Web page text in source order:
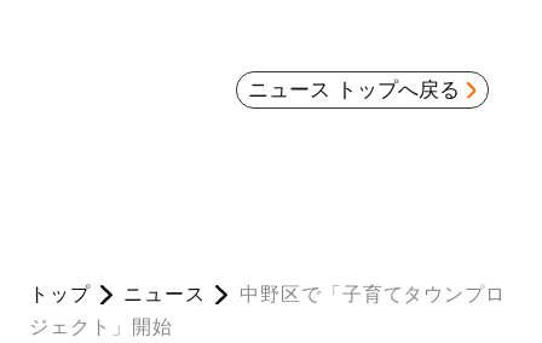
ニュース トップへ戻る
トップ ニュース
中野区で「子育てタウンプロ
ジェクト」開始